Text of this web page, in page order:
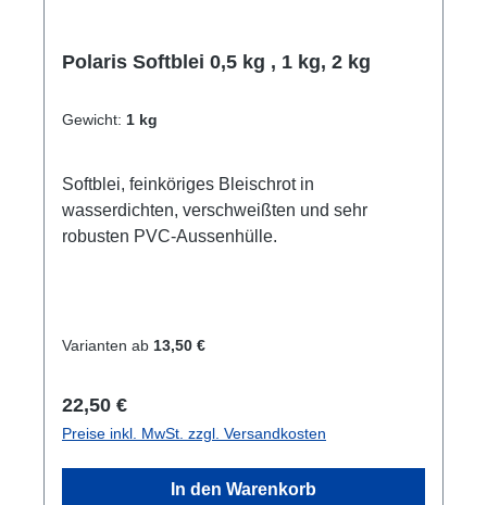
Polaris Softblei 0,5 kg , 1 kg, 2 kg
Gewicht: 1 kg
Softblei, feinköriges Bleischrot in
wasserdichten, verschweißten und sehr
robusten PVC-Aussenhülle.
Varianten ab 13,50 €
Regulärer Preis:
22,50 €
Preise inkl. MwSt. zzgl. Versandkosten
In den Warenkorb